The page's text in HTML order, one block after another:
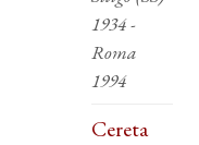
1934 -
Roma
1994
Cereta